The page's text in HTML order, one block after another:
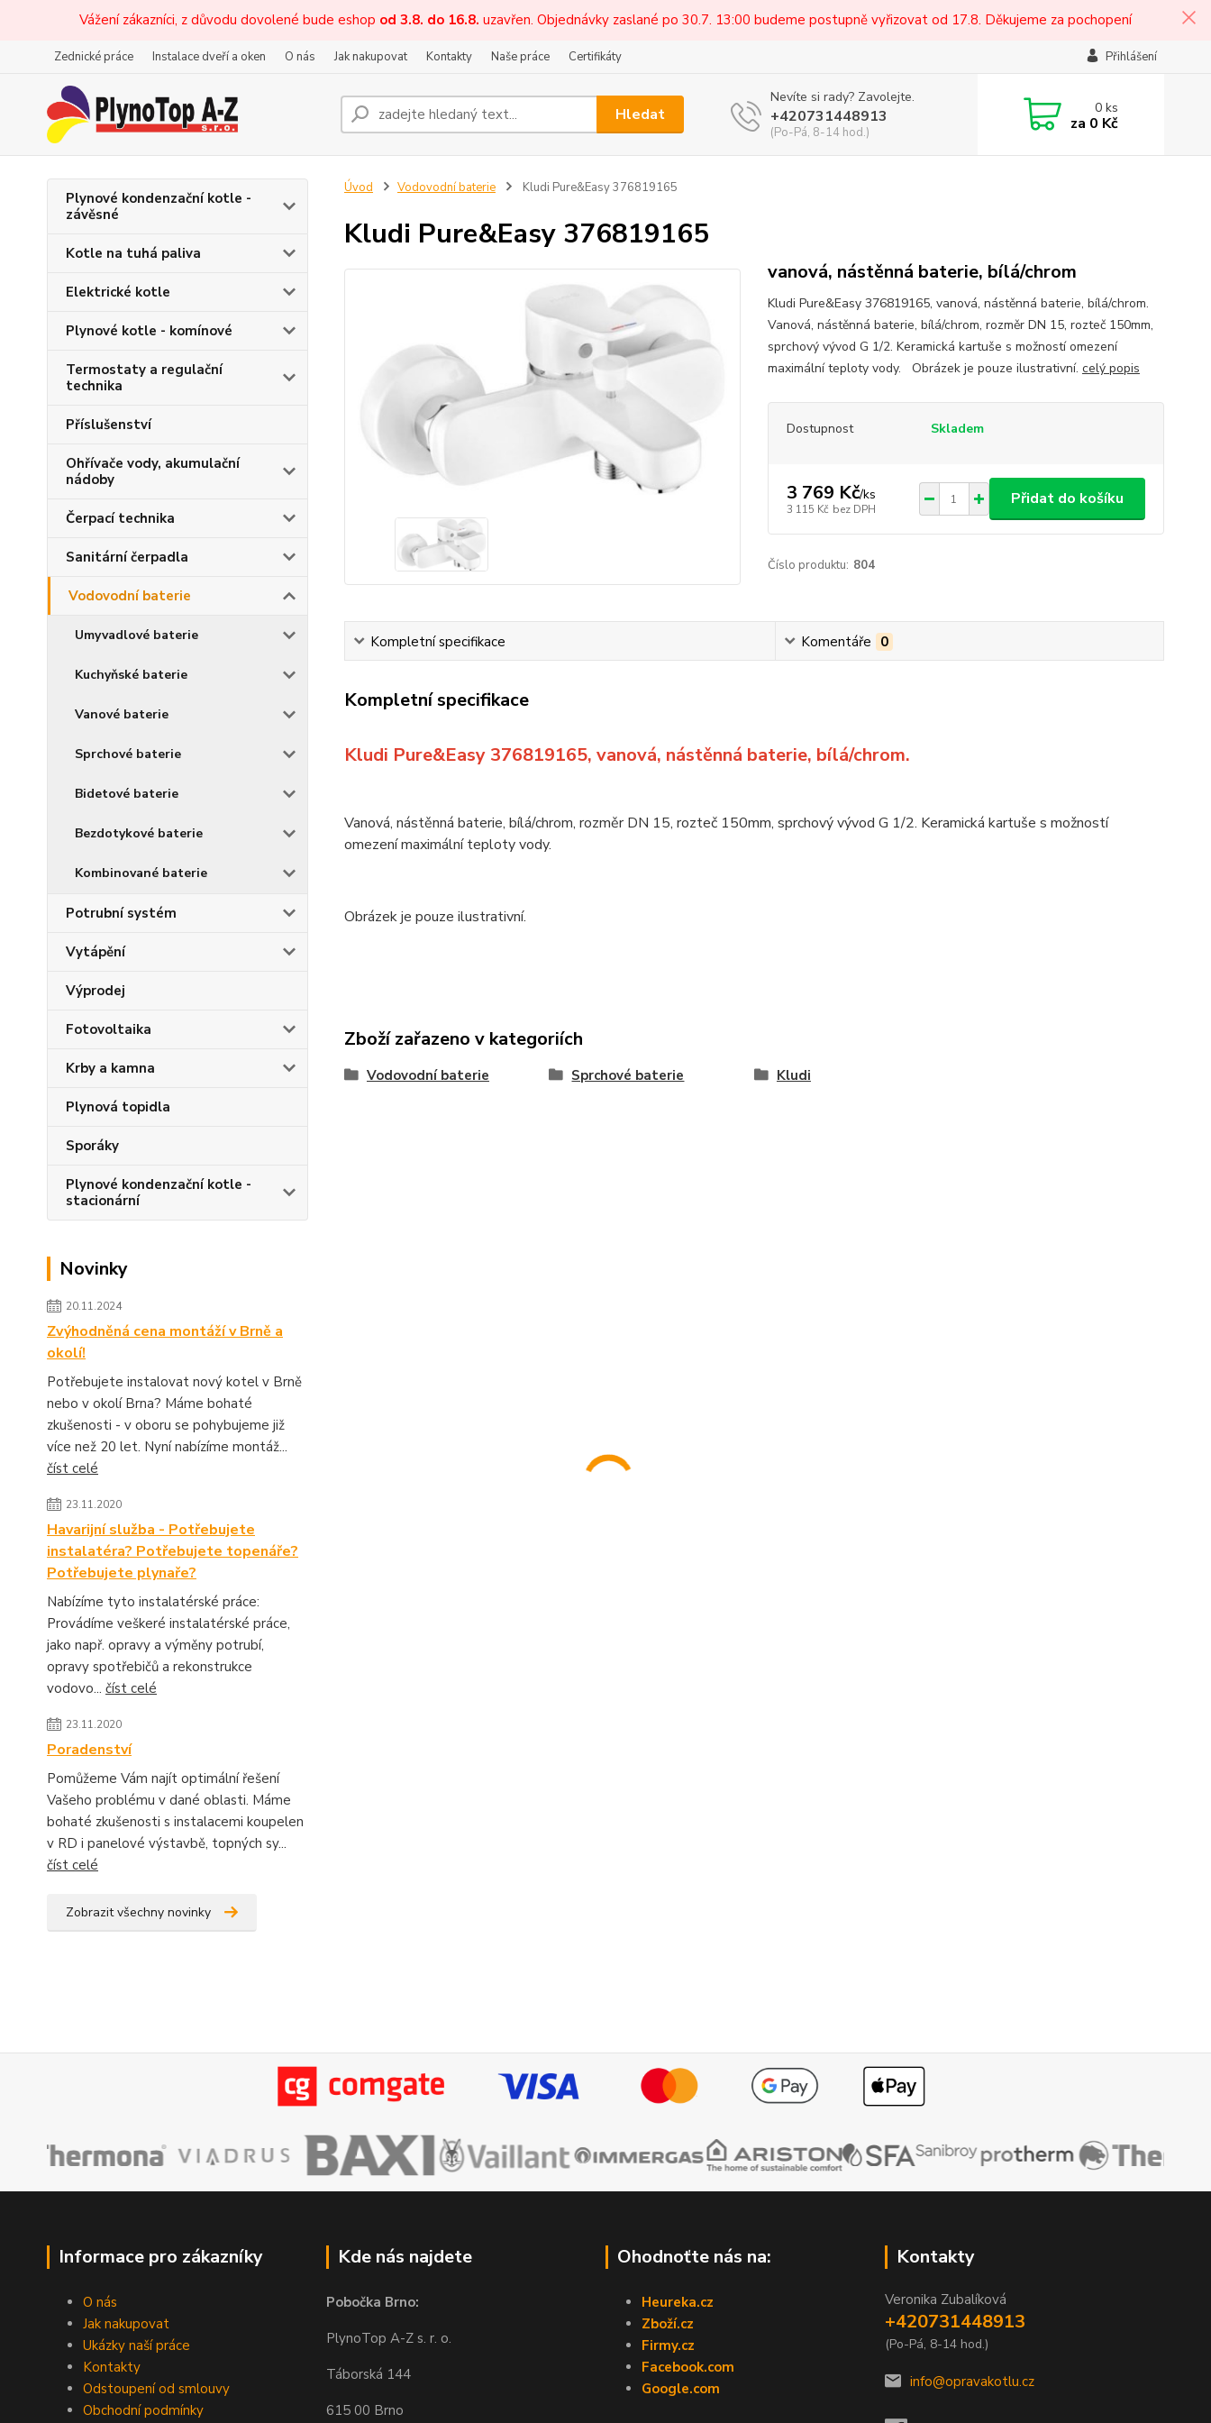
Vážení zákazníci, z důvodu dovolené bude eshop od 3.8. do 16.8. uzavřen. Objednávky zaslané po 30.7. 13:00 budeme postupně vyřizovat od 17.8. Děkujeme za pochopení
Zednické práce Instalace dveří a oken O nás Jak nakupovat Kontakty Naše práce Certifikáty Přihlášení
Hledat
Nevíte si rady? Zavolejte.
+420731448913
(Po-Pá, 8-14 hod.)
0ks
za 0 Kč
Plynové kondenzační kotle -
závěsné
Kotle na tuhá paliva
Elektrické kotle
Plynové kotle - komínové
Termostaty a regulační
technika
Příslušenství
Ohřívače vody, akumulační
nádoby
Čerpací technika
Sanitární čerpadla
Vodovodní baterie
Umyvadlové baterie
Kuchyňské baterie
Vanové baterie
Sprchové baterie
Bidetové baterie
Bezdotykové baterie
Kombinované baterie
Potrubní systém
Vytápění
Výprodej
Fotovoltaika
Krby a kamna
Plynová topidla
Sporáky
Plynové kondenzační kotle -
stacionární
Novinky
20.11.2024
Zvýhodněná cena montáží v Brně a
okolí!
Potřebujete instalovat nový kotel v Brně
nebo v okolí Brna? Máme bohaté
zkušenosti - v oboru se pohybujeme již
více než 20 let. Nyní nabízíme montáž...
číst celé
23.11.2020
Havarijní služba - Potřebujete
instalatéra? Potřebujete topenáře?
Potřebujete plynaře?
Nabízíme tyto instalatérské práce:
Provádíme veškeré instalatérské práce,
jako např. opravy a výměny potrubí,
opravy spotřebičů a rekonstrukce
vodovo... číst celé
23.11.2020
Poradenství
Pomůžeme Vám najít optimální řešení
Vašeho problému v dané oblasti. Máme
bohaté zkušenosti s instalacemi koupelen
v RD i panelové výstavbě, topných sy...
číst celé
Zobrazit všechny novinky
Úvod Vodovodní baterie Kludi Pure&Easy 376819165
Kludi Pure&Easy 376819165
vanová, nástěnná baterie, bílá/chrom
Kludi Pure&Easy 376819165, vanová, nástěnná baterie, bílá/chrom.
Vanová, nástěnná baterie, bílá/chrom, rozměr DN 15, rozteč 150mm,
sprchový vývod G 1/2. Keramická kartuše s možností omezení
maximální teploty vody. Obrázek je pouze ilustrativní. celý popis
Dostupnost Skladem
3 769 Kč/ks
3 115 Kč bez DPH
Přidat do košíku
Číslo produktu: 804
Kompletní specifikace Komentáře 0
Kompletní specifikace
Kludi Pure&Easy 376819165, vanová, nástěnná baterie, bílá/chrom.
Vanová, nástěnná baterie, bílá/chrom, rozměr DN 15, rozteč 150mm, sprchový vývod G 1/2. Keramická kartuše s možností
omezení maximální teploty vody.
Obrázek je pouze ilustrativní.
Zboží zařazeno v kategoriích
Vodovodní baterie Sprchové baterie Kludi
Informace pro zákazníky
O nás
Jak nakupovat
Ukázky naší práce
Kontakty
Odstoupení od smlouvy
Obchodní podmínky
Kde nás najdete
Pobočka Brno:
PlynoTop A-Z s. r. o.
Táborská 144
615 00 Brno
Ohodnoťte nás na:
Heureka.cz
Zboží.cz
Firmy.cz
Facebook.com
Google.com
Kontakty
Veronika Zubalíková
+420731448913
(Po-Pá, 8-14 hod.)
info@opravakotlu.cz